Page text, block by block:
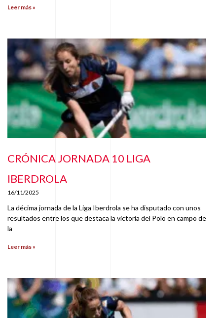
Leer más »
CRÓNICA JORNADA 10 LIGA
IBERDROLA
16/11/2025
La décima jornada de la Liga Iberdrola se ha disputado con unos
resultados entre los que destaca la victoria del Polo en campo de
la
Leer más »